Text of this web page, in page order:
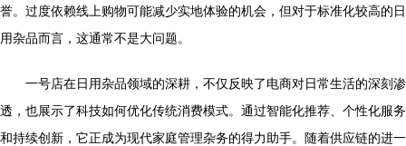
誉。过度依赖线上购物可能减少实地体验的机会，但对于标准化较高的日
用杂品而言，这通常不是大问题。
一号店在日用杂品领域的深耕，不仅反映了电商对日常生活的深刻渗
透，也展示了科技如何优化传统消费模式。通过智能化推荐、个性化服务
和持续创新，它正成为现代家庭管理杂务的得力助手。随着供应链的进一